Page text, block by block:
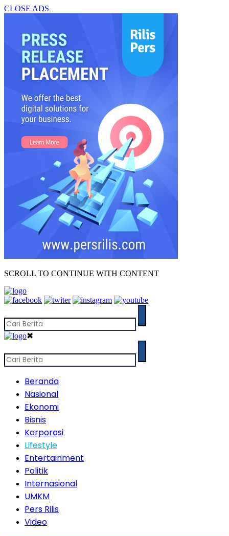
CLOSE ADS
SCROLL TO CONTINUE WITH CONTENT
✖
Beranda
Nasional
Ekonomi
Bisnis
Korporasi
Lifestyle
Entertainment
Politik
Internasional
UMKM
Pers Rilis
Video